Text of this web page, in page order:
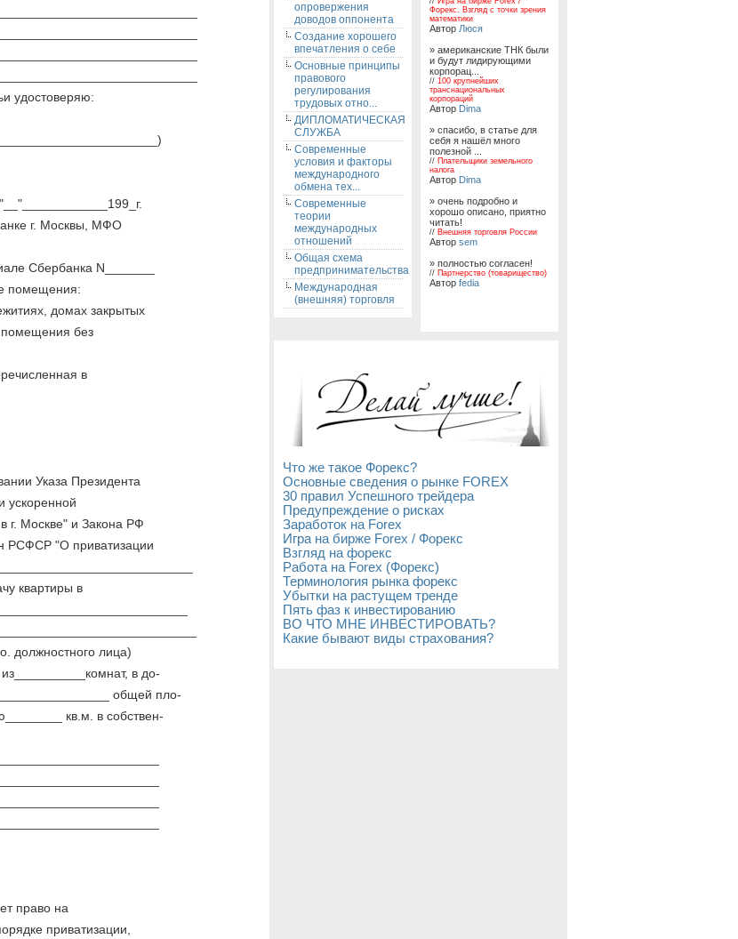
удостоверяю:
г. Москвы, МФО
Сбербанка N_______
помещения:
домах закрытых
помещения без
в
Указа Президента
ускоренной
г. Москве" и Закона РФ
РСФСР "О приватизации
квартиры в
должностного лица)
в до-
общей пло-
кв.м. в собствен-
право на
приватизации,
опровержения
доводов оппонента
Создание хорошего
впечатления о себе
Основные принципы
правового
регулирования
трудовых отно...
ДИПЛОМАТИЧЕСКАЯ
СЛУЖБА
Современные
условия и факторы
международного
обмена тех...
Современные
теории
международных
отношений
Общая схема
предпринимательства
Международная
(внешняя) торговля
Форекс. Взгляд с точки зрения
математики
Автор Люся
» американские ТНК были
и будут лидирующими
корпорац...
// 100 крупнейших
транснациональных
корпораций
Автор Dima
» спасибо, в статье для
себя я нашёл много
полезной ...
// Плательщики земельного
налога
Автор Dima
» очень подробно и
хорошо описано, приятно
читать!
// Внешняя торговля России
Автор sem
» полностью согласен!
// Партнерство (товарищество)
Автор fedia
Что же такое Форекс?
Основные сведения о рынке FOREX
30 правил Успешного трейдера
Предупреждение о рисках
Заработок на Forex
Игра на бирже Forex / Форекс
Взгляд на форекс
Работа на Forex (Форекс)
Терминология рынка форекс
Убытки на растущем тренде
Пять фаз к инвестированию
ВО ЧТО МНЕ ИНВЕСТИРОВАТЬ?
Какие бывают виды страхования?